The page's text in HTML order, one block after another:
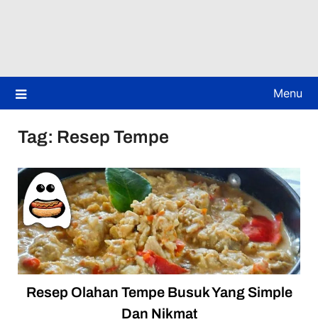
Menu
Tag: Resep Tempe
Resep Olahan Tempe Busuk Yang Simple
Dan Nikmat